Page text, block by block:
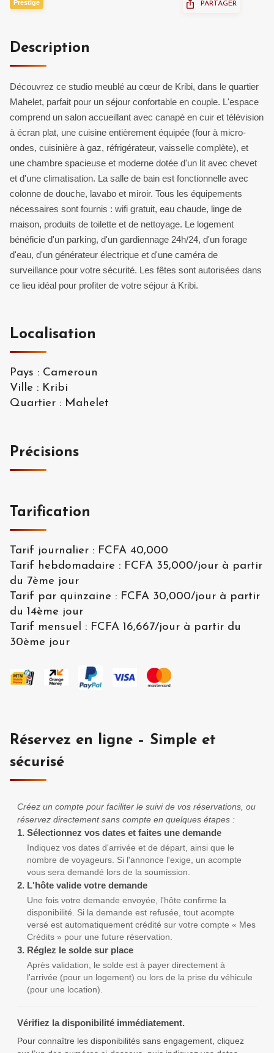
Prestige PARTAGER
Description
Découvrez ce studio meublé au cœur de Kribi, dans le quartier
Mahelet, parfait pour un séjour confortable en couple. L'espace
comprend un salon accueillant avec canapé en cuir et télévision
à écran plat, une cuisine entièrement équipée (four à micro-
ondes, cuisinière à gaz, réfrigérateur, vaisselle complète), et
une chambre spacieuse et moderne dotée d'un lit avec chevet
et d'une climatisation. La salle de bain est fonctionnelle avec
colonne de douche, lavabo et miroir. Tous les équipements
nécessaires sont fournis : wifi gratuit, eau chaude, linge de
maison, produits de toilette et de nettoyage. Le logement
bénéficie d'un parking, d'un gardiennage 24h/24, d'un forage
d'eau, d'un générateur électrique et d'une caméra de
surveillance pour votre sécurité. Les fêtes sont autorisées dans
ce lieu idéal pour profiter de votre séjour à Kribi.
Localisation
Pays : Cameroun
Ville : Kribi
Quartier : Mahelet
Précisions
Tarification
Tarif journalier : FCFA 40,000
Tarif hebdomadaire : FCFA 35,000/jour à partir
du 7ème jour
Tarif par quinzaine : FCFA 30,000/jour à partir
du 14ème jour
Tarif mensuel
: FCFA 16,667/jour à partir du
30ème jour
Réservez en ligne – Simple et
sécurisé
Créez un compte pour faciliter le suivi de vos réservations, ou
réservez directement sans compte en quelques étapes :
1. Sélectionnez vos dates et faites une demande
Indiquez vos dates d'arrivée et de départ, ainsi que le
nombre de voyageurs. Si l'annonce l'exige, un acompte
vous sera demandé lors de la soumission.
2. L'hôte valide votre demande
Une fois votre demande envoyée, l'hôte confirme la
disponibilité. Si la demande est refusée, tout acompte
versé est automatiquement crédité sur votre compte « Mes
Crédits » pour une future réservation.
3. Réglez le solde sur place
Après validation, le solde est à payer directement à
l'arrivée (pour un logement) ou lors de la prise du véhicule
(pour une location).
Vérifiez la disponibilité immédiatement.
Pour connaître les disponibilités sans engagement, cliquez